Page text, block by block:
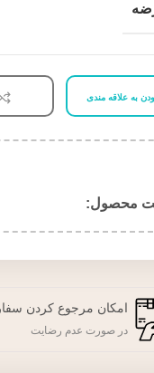
به علاقه مندی
محصول:​
امکان مرجوع کردن
در صورت عدم رضایت